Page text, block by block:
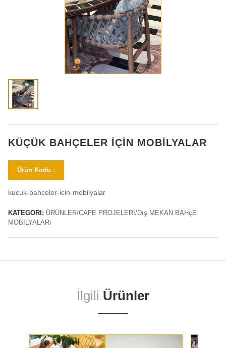
KÜÇÜK BAHÇELER İÇIN MOBILYALAR
Ürün Kodu :
kucuk-bahceler-icin-mobilyalar
KATEGORI: ÜRÜNLER/CAFE PROJELERI/Dış MEKAN BAHçE
MOBILYALARı
İlgili Ürünler